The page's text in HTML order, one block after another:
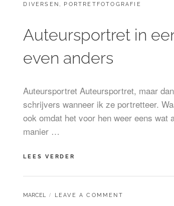
CATEGORIES:
DIVERSEN , PORTRETFOTOGRAFIE
Auteursportret in
even anders
Auteursportret Auteursportret, maar
schrijvers wanneer ik ze portretteer.
ook omdat het voor hen weer eens
manier …
LEES VERDER
EEN
SETTING,
BY
MARCEL LEAVE A COMMENT